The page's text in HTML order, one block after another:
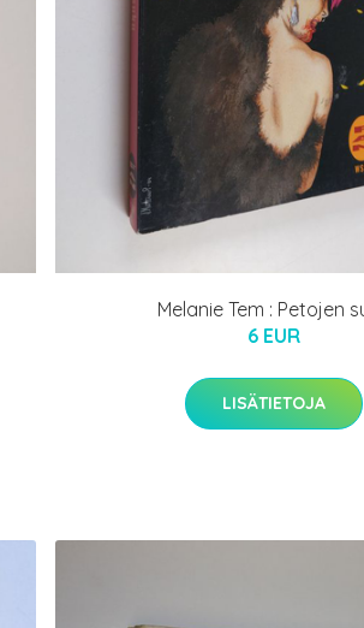
Melanie Tem : Petojen
6 EUR
LISÄTIETOJA